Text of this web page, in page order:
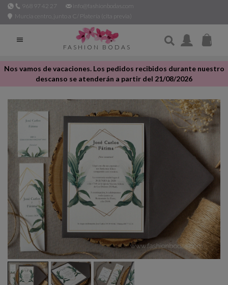
968 97 42 27
info@fashionbodas.com
Murcia centro, junto a C/ Platería (cita previa)

FASHION BODAS
Nos vamos de vacaciones. Los pedidos recibidos durante nuestro
descanso se atenderán a partir del 21/08/2026